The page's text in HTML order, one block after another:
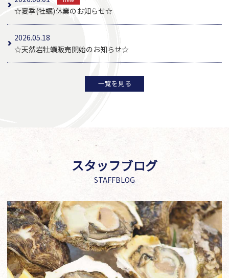
☆夏季(牡蠣)休業のお知らせ☆
2026.05.18
☆天然岩牡蠣販売開始のお知らせ☆
一覧を見る
スタッフブログ
STAFFBLOG